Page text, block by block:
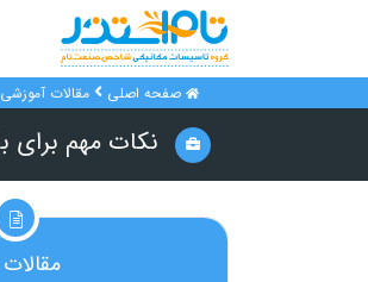
صفحه اصلی مقالات آموزشی
نکات مهم برای
مقالات